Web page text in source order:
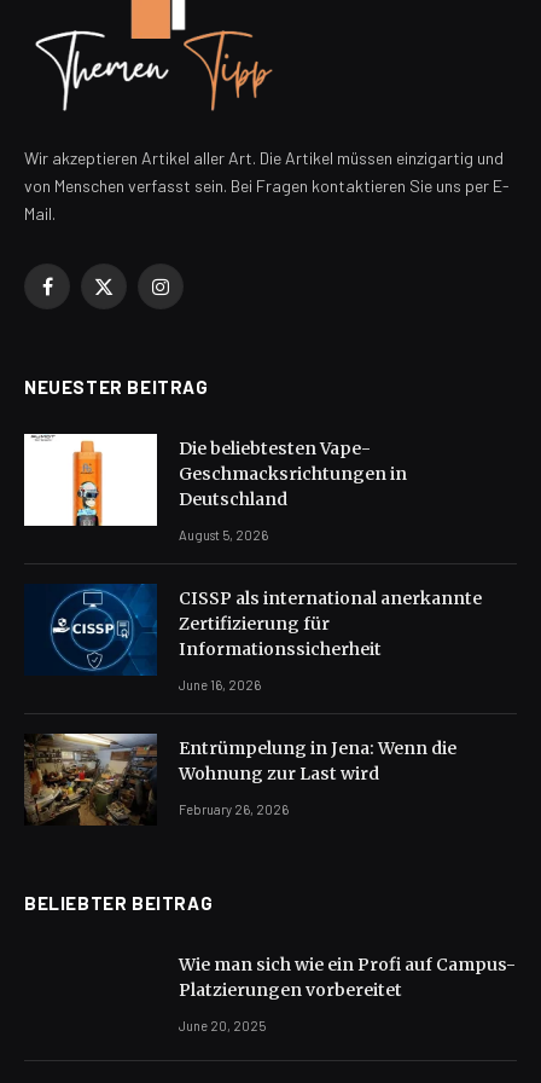
Wir akzeptieren Artikel aller Art. Die Artikel müssen einzigartig und
von Menschen verfasst sein. Bei Fragen kontaktieren Sie uns per E-
Mail.
Facebook
X
Instagram
NEUESTER BEITRAG
Die beliebtesten Vape-
Geschmacksrichtungen in
Deutschland
August 5, 2026
CISSP als international anerkannte
Zertifizierung für
Informationssicherheit
June 16, 2026
Entrümpelung in Jena: Wenn die
Wohnung zur Last wird
February 26, 2026
BELIEBTER BEITRAG
Wie man sich wie ein Profi auf Campus-
Platzierungen vorbereitet
June 20, 2025